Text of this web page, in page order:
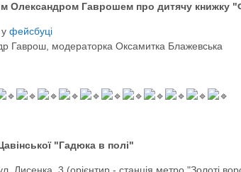
Олександром Гаврошем про дитячу книжку
фейсбуці
Гаврош, модераторка Оксамитка Блажевська
"Гадюка в полі"